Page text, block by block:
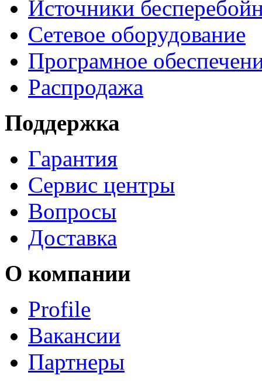
Источники
Сетевое оборудование
Програмное
Распродажа
Поддержка
Гарантия
Сервис центры
Вопросы
Доставка
О компании
Profile
Вакансии
Партнеры